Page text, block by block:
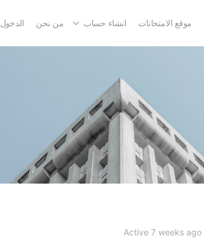
موقع الامتحانات انشاء حساب من نحن الدخول